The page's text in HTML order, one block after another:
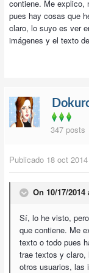
contiene. Me explico,
pues hay cosas que
claro, lo suyo es ver
imágenes y el texto
347 posts
Publicado 18 oct 2014
On 10/17/
Sí, lo he visto,
que contiene. Me
texto o todo pues
trae textos y claro,
otros usuarios, las